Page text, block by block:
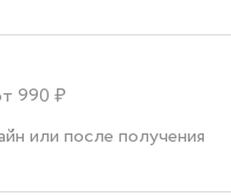
990 ₽
или после получения